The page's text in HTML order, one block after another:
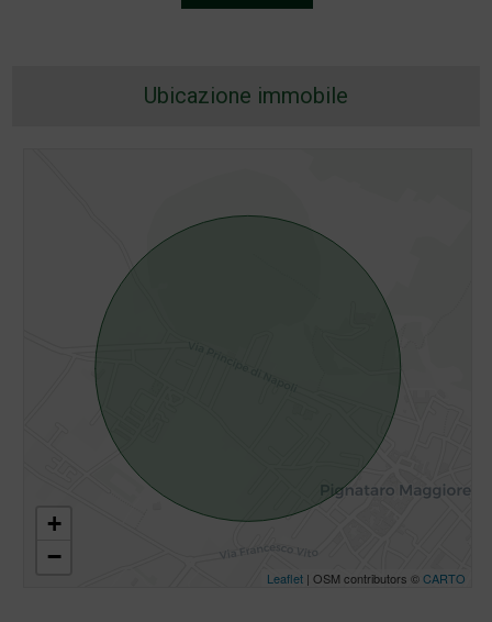
Ubicazione immobile
+
−
Leaflet| OSM contributors ©CARTO